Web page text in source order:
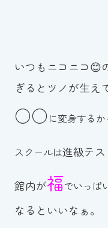
いつもニコニコ😊
ぎるとツノが生え
○○に変身する
スクールは進級テ
館内が福でいっぱ
なるといいなぁ。